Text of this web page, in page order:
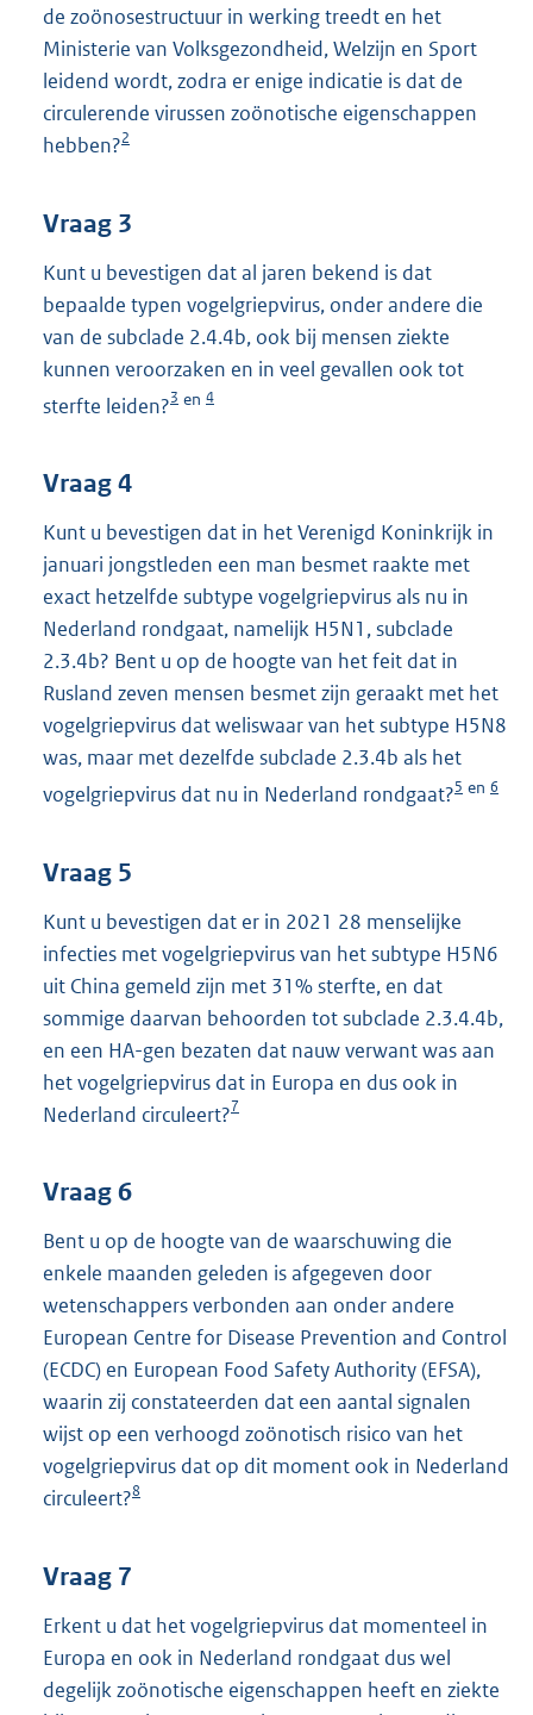
de zoönosestructuur in werking treedt en het
Ministerie van Volksgezondheid, Welzijn en Sport
leidend wordt, zodra er enige indicatie is dat de
circulerende virussen zoönotische eigenschappen
hebben?2
Vraag 3
Kunt u bevestigen dat al jaren bekend is dat
bepaalde typen vogelgriepvirus, onder andere die
van de subclade 2.4.4b, ook bij mensen ziekte
kunnen veroorzaken en in veel gevallen ook tot
sterfte leiden?3 en 4
Vraag 4
Kunt u bevestigen dat in het Verenigd Koninkrijk in
januari jongstleden een man besmet raakte met
exact hetzelfde subtype vogelgriepvirus als nu in
Nederland rondgaat, namelijk H5N1, subclade
2.3.4b? Bent u op de hoogte van het feit dat in
Rusland zeven mensen besmet zijn geraakt met het
vogelgriepvirus dat weliswaar van het subtype H5N8
was, maar met dezelfde subclade 2.3.4b als het
vogelgriepvirus dat nu in Nederland rondgaat?5 en 6
Vraag 5
Kunt u bevestigen dat er in 2021 28 menselijke
infecties met vogelgriepvirus van het subtype H5N6
uit China gemeld zijn met 31% sterfte, en dat
sommige daarvan behoorden tot subclade 2.3.4.4b,
en een HA-gen bezaten dat nauw verwant was aan
het vogelgriepvirus dat in Europa en dus ook in
Nederland circuleert?7
Vraag 6
Bent u op de hoogte van de waarschuwing die
enkele maanden geleden is afgegeven door
wetenschappers verbonden aan onder andere
European Centre for Disease Prevention and Control
(ECDC) en European Food Safety Authority (EFSA),
waarin zij constateerden dat een aantal signalen
wijst op een verhoogd zoönotisch risico van het
vogelgriepvirus dat op dit moment ook in Nederland
circuleert?8
Vraag 7
Erkent u dat het vogelgriepvirus dat momenteel in
Europa en ook in Nederland rondgaat dus wel
degelijk zoönotische eigenschappen heeft en ziekte